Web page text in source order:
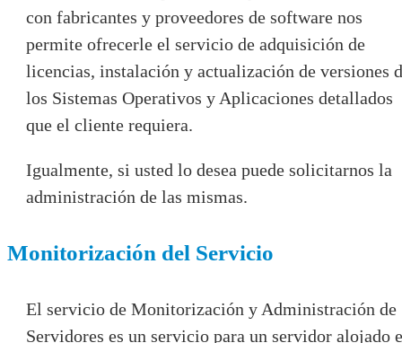
con fabricantes y proveedores de software nos
permite ofrecerle el servicio de adquisición de
licencias, instalación y actualización de versiones
los Sistemas Operativos y Aplicaciones detallados
que el cliente requiera.
Igualmente, si usted lo desea puede solicitarnos la
administración de las mismas.
Monitorización del Servicio
El servicio de Monitorización y Administración de
Servidores es un servicio para un servidor alojado